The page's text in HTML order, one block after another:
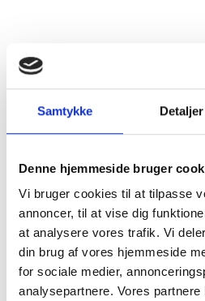
Samtykke Detaljer
Denne hjemmeside bruger
Vi bruger cookies til at tilpasse
annoncer, til at vise dig
at analysere vores trafik. Vi
din brug af vores hjemmeside
for sociale medier,
analysepartnere. Vores